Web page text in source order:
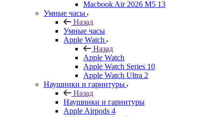
Macbook Air 2026 M5 13
Умные часы
Назад
Умные часы
Apple Watch
Назад
Apple Watch
Apple Watch Series 10
Apple Watch Ultra 2
Наушники и гарнитуры
Назад
Наушники и гарнитуры
Apple Airpods 4